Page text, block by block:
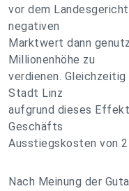
vor dem
negativen
Marktwert dann
Millionenhöhe zu
verdienen.
Stadt Linz
aufgrund dieses
Geschäfts
Ausstiegskosten von
Nach Meinung der